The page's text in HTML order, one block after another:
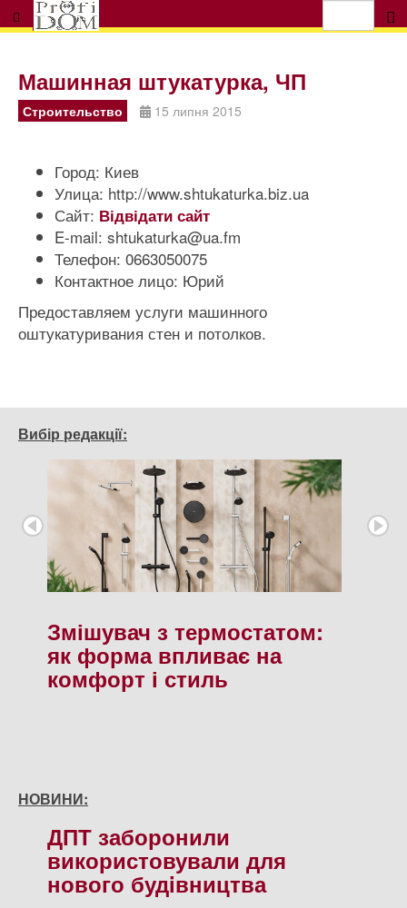
Машинная штукатурка, ЧП
Строительство 15 липня 2015
Город: Киев
Улица: http://www.shtukaturka.biz.ua
Сайт: Відвідати сайт
E-mail: shtukaturka@ua.fm
Телефон: 0663050075
Контактное лицо: Юрий
Предоставляем услуги машинного
оштукатуривания стен и потолков.
Вибір редакції:
Змішувач з термостатом:
як форма впливає на
комфорт і стиль
НОВИНИ:
ДПТ заборонили
використовували для
нового будiвництва